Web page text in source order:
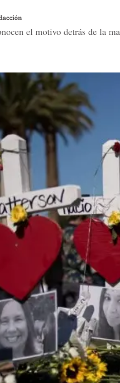
el motivo detrás de la